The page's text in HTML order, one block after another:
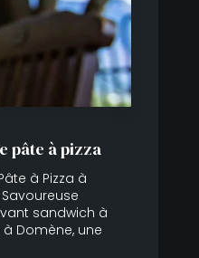
pâte à pizza
à Pizza à
sandwich à
Domène, une